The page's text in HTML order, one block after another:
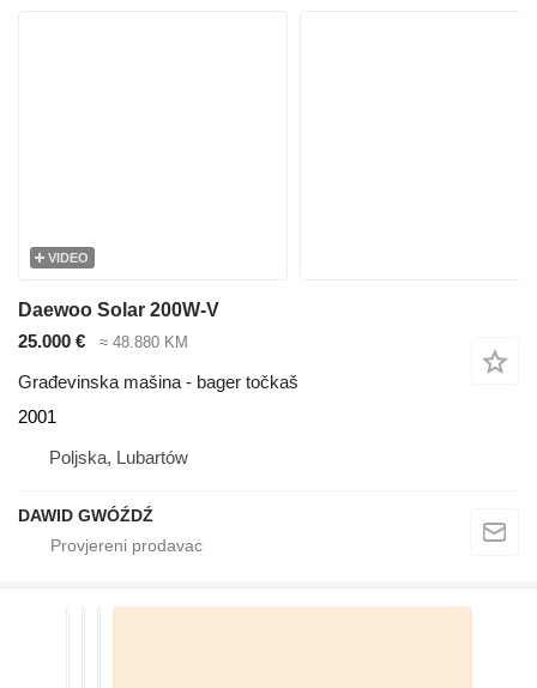
VIDEO
Daewoo Solar 200W-V
25.000 €
≈ 48.880 KM
Građevinska mašina - bager točkaš
2001
Poljska, Lubartów
DAWID GWÓŹDŹ